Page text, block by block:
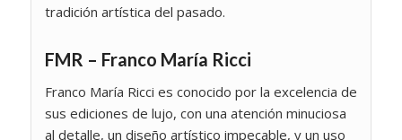
tradición artística del pasado.
FMR – Franco María Ricci
Franco María Ricci es conocido por la excelencia de
sus ediciones de lujo, con una atención minuciosa
al detalle, un diseño artístico impecable, y un uso